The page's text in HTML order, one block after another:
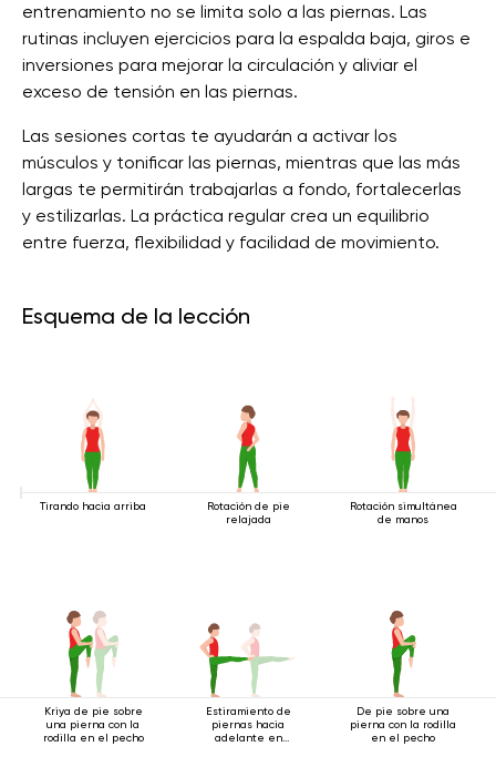
entrenamiento no se limita solo a las piernas. Las
rutinas incluyen ejercicios para la espalda baja, giros e
inversiones para mejorar la circulación y aliviar el
exceso de tensión en las piernas.
Las sesiones cortas te ayudarán a activar los
músculos y tonificar las piernas, mientras que las más
largas te permitirán trabajarlas a fondo, fortalecerlas
y estilizarlas. La práctica regular crea un equilibrio
entre fuerza, flexibilidad y facilidad de movimiento.
Esquema de la lección
Tirando hacia arriba
Rotación de pie
relajada
Rotación simultánea
de manos
Kriya de pie sobre
una pierna con la
rodilla en el pecho
Estiramiento de
piernas hacia
adelante en
De pie sobre una
pierna con la rodilla
en el pecho